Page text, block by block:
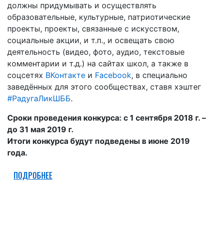
должны придумывать и осуществлять
образовательные, культурные, патриотические
проекты, проекты, связанные с искусством,
социальные акции, и т.п., и освещать свою
деятельность (видео, фото, аудио, текстовые
комментарии и т.д.) на сайтах школ, а также в
соцсетях ВКонтакте и Facebook, в специально
заведённых для этого сообществах, ставя хэштег
#РадугаЛикШББ.
Сроки проведения конкурса: с 1 сентября 2018 г. –
до 31 мая 2019 г.
Итоги конкурса будут подведены в июне 2019
года.
ПОДРОБНЕЕ